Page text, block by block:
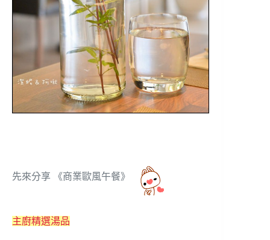
先來分享 《商業歐風午餐》
主廚精選湯品